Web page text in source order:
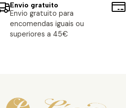
Envio gratuito
Envio gratuito para
encomendas iguais ou
superiores a 45€